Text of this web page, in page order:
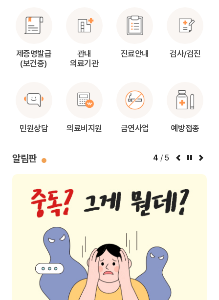
제증명발급
(보건증)
관내
의료기관
진료안내 검사/검진
민원상담 의료비지원 금연사업 예방접종
알림판 4 / 5